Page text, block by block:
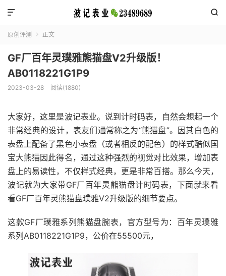


原创评测  正文
GF厂百年灵璞雅熊猫盘V2升级版！
AB0118221G1P9
2023-03-28 阅读(1880)
大家好，这里是波记表业。说到计时码表，自然会想起一个
非常经典的设计，表友们通常称之为“熊猫盘”。因其白色的
表盘上配备了黑色小表盘（或者相反的配色）的样式酷似国
宝大熊猫因此得名，通过这种强烈的视觉对比效果，增加表
盘上的易读性，不仅样式经典，更是非常百搭。那么今天，
波记就为大家带GF厂百年灵熊猫盘计时码表，下面就来看
看GF厂百年灵熊猫盘璞雅V2升级版的细节要点。
这款GF厂璞雅系列熊猫盘腕表，官方型号为：百年灵璞雅
系列AB0118221G1P9，公价在55500元，